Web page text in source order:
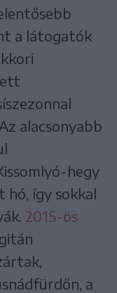
a látogatók
alacsonyabb
hegy
hó, így sokkal
2015-ös
a